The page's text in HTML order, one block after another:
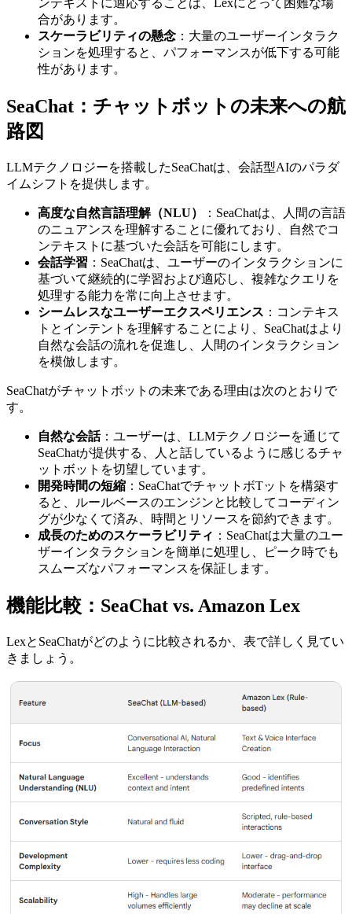
ンテキストに適応することは、Lexにとって困難な場
合があります。
スケーラビリティの懸念 ：大量のユーザーインタラク
ションを処理すると、パフォーマンスが低下する可能
性があります。
SeaChat：チャットボットの未来への航
路図
LLMテクノロジーを搭載したSeaChatは、会話型AIのパラダ
イムシフトを提供します。
高度な自然言語理解（NLU）
：SeaChatは、人間の言語
のニュアンスを理解することに優れており、自然でコ
ンテキストに基づいた会話を可能にします。
会話学習 ：SeaChatは、ユーザーのインタラクションに
基づいて継続的に学習および適応し、複雑なクエリを
処理する能力を常に向上させます。
シームレスなユーザーエクスペリエンス ：コンテキス
トとインテントを理解することにより、SeaChatはより
自然な会話の流れを促進し、人間のインタラクション
を模倣します。
SeaChatがチャットボットの未来である理由は次のとおりで
す。
自然な会話：ユーザーは、LLMテクノロジーを通じて
SeaChatが提供する、人と話しているように感じるチャ
ットボットを切望しています。
開発時間の短縮 ：SeaChatでチャットボTットを構築す
ると、ルールベースのエンジンと比較してコーディン
グが少なくて済み、時間とリソースを節約できます。
成長のためのスケーラビリティ ：SeaChatは大量のユー
ザーインタラクションを簡単に処理し、ピーク時でも
スムーズなパフォーマンスを保証します。
機能比較：SeaChat vs. Amazon Lex
LexとSeaChatがどのように比較されるか、表で詳しく見てい
きましょう。